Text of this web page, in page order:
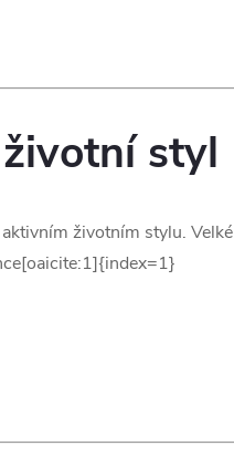
styl
životním stylu. Velké